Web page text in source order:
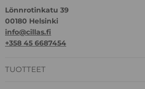
Lönnrotinkatu 39
00180 Helsinki
info@cillas.fi
+358 45 6687454
TUOTTEET